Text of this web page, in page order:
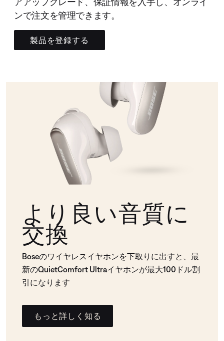
ンで注文を管理できます。
製品を登録する
より良い音質に
交換
Boseのワイヤレスイヤホンを下取りに出すと、最
新のQuietComfort Ultraイヤホンが最大100ドル割
引になります
もっと詳しく知る